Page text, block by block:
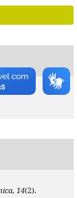
, 14(2).